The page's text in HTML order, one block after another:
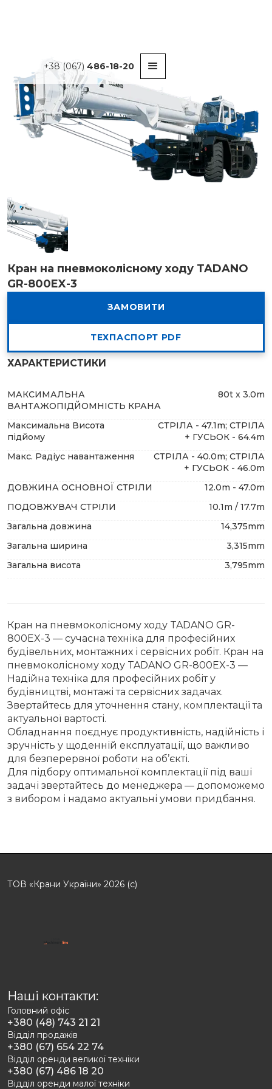
+38 (067) 486-18-20
Кран на пневмоколісному ходу TADANO
GR-800EX-3
ЗАМОВИТИ
ТЕХПАСПОРТ PDF
ХАРАКТЕРИСТИКИ
МАКСИМАЛЬНА
ВАНТАЖОПІДЙОМНІСТЬ КРАНА
80t x 3.0m
Максимальна Висота
підйому
СТРІЛА - 47.1m; СТРІЛА
+ ГУСЬОК - 64.4m
Макс. Радіус навантаження
СТРІЛА - 40.0m; СТРІЛА
+ ГУСЬОК - 46.0m
ДОВЖИНА ОСНОВНОЇ СТРІЛИ
12.0m - 47.0m
ПОДОВЖУВАЧ СТРІЛИ
10.1m / 17.7m
Загальна довжина
14,375mm
Загальна ширина
3,315mm
Загальна висота
3,795mm
Кран на пневмоколісному ходу TADANO GR-
800EX-3 — сучасна техніка для професійних
будівельних, монтажних і сервісних робіт. Кран на
пневмоколісному ходу TADANO GR-800EX-3 —
Надійна техніка для професійних робіт у
будівництві, монтажі та сервісних задачах.
Звертайтесь для уточнення стану, комплектації та
актуальної вартості.
Обладнання поєднує продуктивність, надійність і
зручність у щоденній експлуатації, що важливо
для безперервної роботи на об’єкті.
Для підбору оптимальної комплектації під ваші
задачі звертайтесь до менеджера — допоможемо
з вибором і надамо актуальні умови придбання.
ТОВ «Крани України» 2026 (с)
Наші контакти:
Головний офіс
+380 (48) 743 21 21
Відділ продажів
+380 (67) 654 22 74
Відділ оренди великої техніки
+380 (67) 486 18 20
Відділ оренди малої техніки